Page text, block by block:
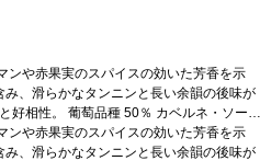
ンや赤果実のスパイスの効いた芳香を示
、滑らかなタンニンと長い余韻の後味が
好相性。 葡萄品種 50％ カベルネ・ソー
があり価格が同様の場合は自動的に次の
ださい。
ンや赤果実のスパイスの効いた芳香を示
、滑らかなタンニンと長い余韻の後味が